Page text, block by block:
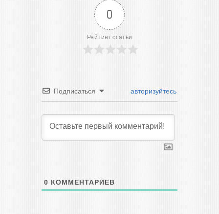
0
Рейтинг статьи
Подписаться авторизуйтесь
0 КОММЕНТАРИЕВ